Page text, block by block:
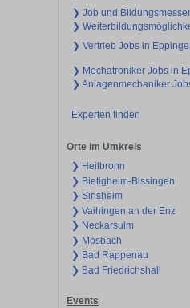
❯ Job und
❯
❯ Vertrieb Jobs in
❯ Mechatroniker Jobs in
❯ Anlagenmechaniker
Experten finden
Orte im Umkreis
❯ Heilbronn
❯ Bietigheim-Bissingen
❯ Sinsheim
❯ Vaihingen an der Enz
❯ Neckarsulm
❯ Mosbach
❯ Bad Rappenau
❯ Bad Friedrichshall
Events